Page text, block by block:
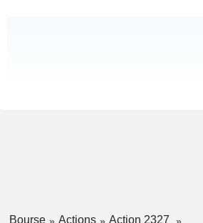
Bourse Actions
Action 2327